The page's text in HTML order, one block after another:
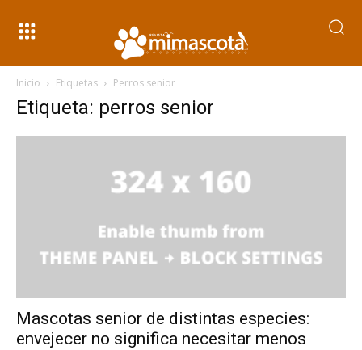
Inicio Etiquetas Perros senior
Etiqueta: perros senior
Mascotas senior de distintas especies:
envejecer no significa necesitar menos